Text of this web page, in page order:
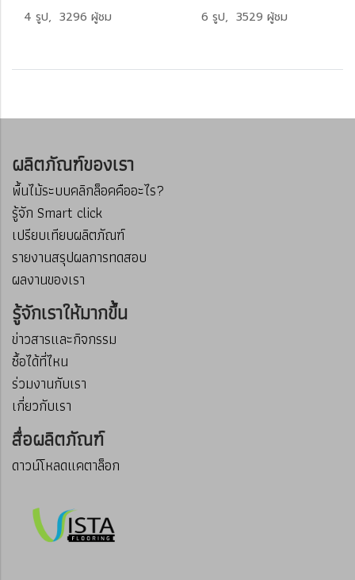
4 รูป, 3296 ผู้ชม 6 รูป, 3529 ผู้ชม
ผลิตภัณฑ์ของเรา
พื้นไม้ระบบคลิกล็อคคืออะไร?
รู้จัก Smart click
เปรียบเทียบผลิตภัณฑ์
รายงานสรุปผลการทดสอบ
ผลงานของเรา
รู้จักเราให้มากขึ้น
ข่าวสารและกิจกรรม
ซื้อได้ที่ไหน
ร่วมงานกับเรา
เกี่ยวกับเรา
สื่อผลิตภัณฑ์
ดาวน์โหลดแคตาล็อก